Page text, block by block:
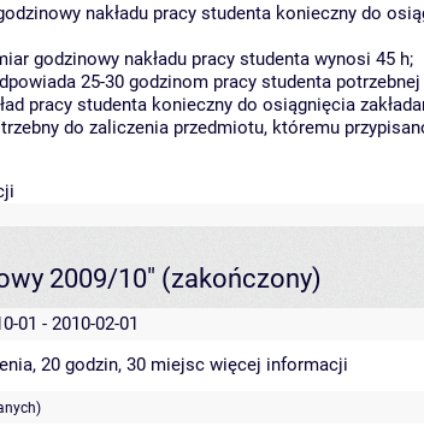
nakładu pracy studenta konieczny do
godzinowy nakładu pracy studenta wynosi 45 h;
25-30 godzinom pracy studenta
pracy studenta konieczny do osiągnięcia
do zaliczenia przedmiotu, któremu
2009/10" (zakończony)
01 - 2010-02-01
20 godzin, 30 miejsc więcej informacji